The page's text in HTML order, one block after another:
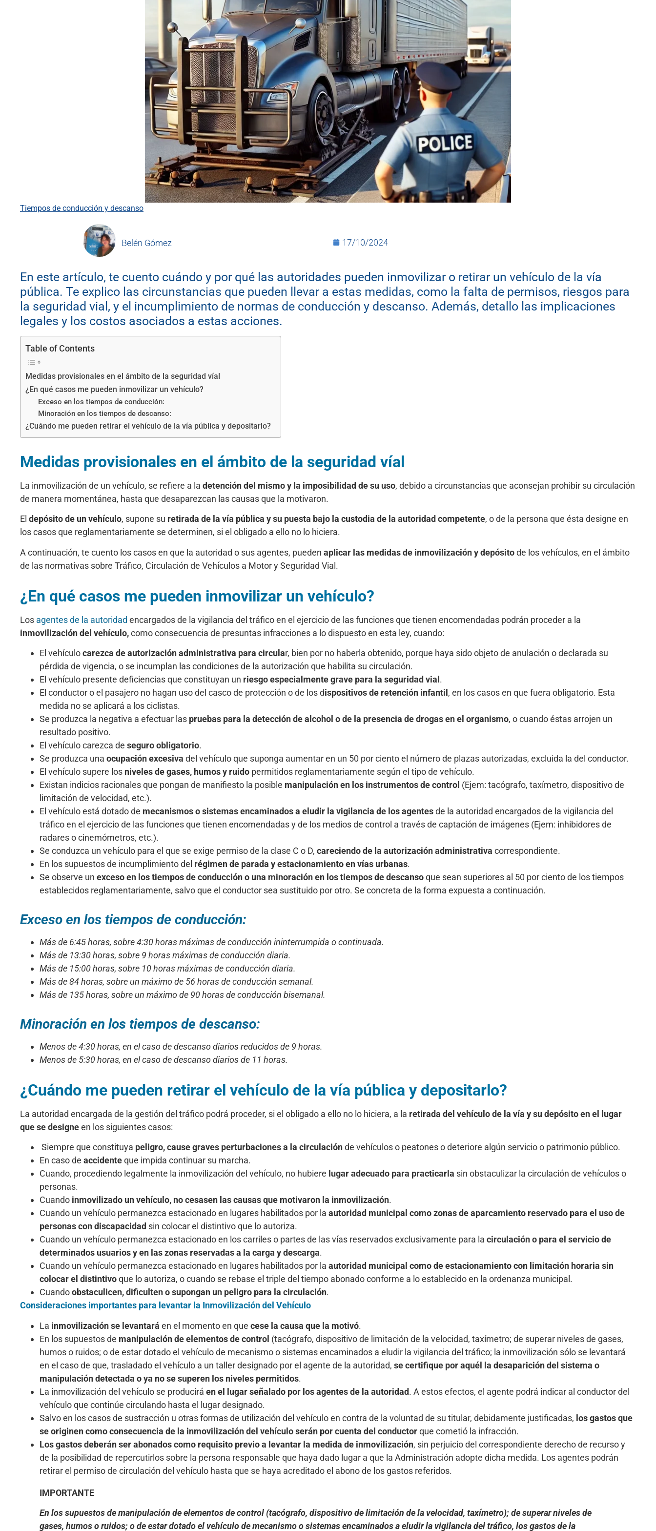
Tiempos de conducción y descanso
Belén Gómez 17/10/2024
En este artículo, te cuento cuándo y por qué las autoridades pueden inmovilizar o retirar un vehículo de la vía
pública. Te explico las circunstancias que pueden llevar a estas medidas, como la falta de permisos, riesgos para
la seguridad vial, y el incumplimiento de normas de conducción y descanso. Además, detallo las implicaciones
legales y los costos asociados a estas acciones.
Table of Contents
Medidas provisionales en el ámbito de la seguridad víal
¿En qué casos me pueden inmovilizar un vehículo?
Exceso en los tiempos de conducción:
Minoración en los tiempos de descanso:
¿Cuándo me pueden retirar el vehículo de la vía pública y depositarlo?
Medidas provisionales en el ámbito de la seguridad víal
La inmovilización de un vehículo, se refiere a la detención del mismo y la imposibilidad de su uso, debido a circunstancias que aconsejan prohibir su circulación
de manera momentánea, hasta que desaparezcan las causas que la motivaron.
El depósito de un vehículo, supone su retirada de la vía pública y su puesta bajo la custodia de la autoridad competente, o de la persona que ésta designe en
los casos que reglamentariamente se determinen, si el obligado a ello no lo hiciera.
A continuación, te cuento los casos en que la autoridad o sus agentes, pueden aplicar las medidas de inmovilización y depósitode los vehículos, en el ámbito
de las normativas sobre Tráfico, Circulación de Vehículos a Motor y Seguridad Vial.
¿En qué casos me pueden inmovilizar un vehículo?
Los agentes de la autoridad encargados de la vigilancia del tráfico en el ejercicio de las funciones que tienen encomendadas podrán proceder a la
inmovilización del vehículo,como consecuencia de presuntas infracciones a lo dispuesto en esta ley, cuando:
El vehículocarezca de autorización administrativa para circular, bien por no haberla obtenido, porque haya sido objeto de anulación o declarada su
pérdida de vigencia, o se incumplan las condiciones de la autorización que habilita su circulación.
El vehículo presente deficiencias que constituyan un riesgo especialmente grave para la seguridad vial .
El conductor o el pasajero no hagan uso del casco de protección o de los dispositivos de retención infantil , en los casos en que fuera obligatorio. Esta
medida no se aplicará a los ciclistas.
Se produzca la negativa a efectuar las pruebas para la detección de alcohol o de la presencia de drogas en el organismo, o cuando éstas arrojen un
resultado positivo.
El vehículo carezca de seguro obligatorio.
Se produzca una ocupación excesiva del vehículo que suponga aumentar en un 50 por ciento el número de plazas autorizadas, excluida la del conductor.
El vehículo supere los niveles de gases, humos y ruido permitidos reglamentariamente según el tipo de vehículo.
Existan indicios racionales que pongan de manifiesto la posible manipulación en los instrumentos de control (Ejem: tacógrafo, taxímetro, dispositivo de
limitación de velocidad, etc.).
El vehículo está dotado de mecanismos o sistemas encaminados a eludir la vigilancia de los agentesde la autoridad encargados de la vigilancia del
tráfico en el ejercicio de las funciones que tienen encomendadas y de los medios de control a través de captación de imágenes (Ejem: inhibidores de
radares o cinemómetros, etc.).
Se conduzca un vehículo para el que se exige permiso de la clase C o D, careciendo de la autorización administrativa correspondiente.
En los supuestos de incumplimiento del régimen de parada y estacionamiento en vías urbanas.
Se observe un exceso en los tiempos de conducción o una minoración en los tiempos de descansoque sean superiores al 50 por ciento de los tiempos
establecidos reglamentariamente, salvo que el conductor sea sustituido por otro. Se concreta de la forma expuesta a continuación.
Exceso en los tiempos de conducción:
Más de 6:45 horas, sobre 4:30 horas máximas de conducción ininterrumpida o continuada.
Más de 13:30 horas, sobre 9 horas máximas de conducción diaria.
Más de 15:00 horas, sobre 10 horas máximas de conducción diaria.
Más de 84 horas, sobre un máximo de 56 horas de conducción semanal.
Más de 135 horas, sobre un máximo de 90 horas de conducción bisemanal.
Minoración en los tiempos de descanso:
Menos de 4:30 horas, en el caso de descanso diarios reducidos de 9 horas.
Menos de 5:30 horas, en el caso de descanso diarios de 11 horas.
¿Cuándo me pueden retirar el vehículo de la vía pública y depositarlo?
La autoridad encargada de la gestión del tráfico podrá proceder, si el obligado a ello no lo hiciera, a la retirada del vehículo de la vía y su depósito en el lugar
que se designeen los siguientes casos:
Siempre que constituya peligro, cause graves perturbaciones a la circulaciónde vehículos o peatones o deteriore algún servicio o patrimonio público.
En caso de accidenteque impida continuar su marcha.
Cuando, procediendo legalmente la inmovilización del vehículo, no hubiere lugar adecuado para practicarla sin obstaculizar la circulación de vehículos o
personas.
Cuando inmovilizado un vehículo, no cesasen las causas que motivaron la inmovilización.
Cuando un vehículo permanezca estacionado en lugares habilitados por la autoridad municipal como zonas de aparcamiento reservado para el uso de
personas con discapacidad sin colocar el distintivo que lo autoriza.
Cuando un vehículo permanezca estacionado en los carriles o partes de las vías reservados exclusivamente para la circulación o para el servicio de
determinados usuarios y en las zonas reservadas a la carga y descarga.
Cuando un vehículo permanezca estacionado en lugares habilitados por la autoridad municipal como de estacionamiento con limitación horaria sin
colocar el distintivoque lo autoriza, o cuando se rebase el triple del tiempo abonado conforme a lo establecido en la ordenanza municipal.
Cuandoobstaculicen, dificulten o supongan un peligro para la circulación.
Consideraciones importantes para levantar la Inmovilización del Vehículo
La inmovilización se levantará en el momento en que cese la causa que la motivó.
En los supuestos de manipulación de elementos de control (tacógrafo, dispositivo de limitación de la velocidad, taxímetro; de superar niveles de gases,
humos o ruidos; o de estar dotado el vehículo de mecanismo o sistemas encaminados a eludir la vigilancia del tráfico; la inmovilización sólo se levantará
en el caso de que, trasladado el vehículo a un taller designado por el agente de la autoridad, se certifique por aquél la desaparición del sistema o
manipulación detectada o ya no se superen los niveles permitidos.
La inmovilización del vehículo se producirá en el lugar señalado por los agentes de la autoridad. A estos efectos, el agente podrá indicar al conductor del
vehículo que continúe circulando hasta el lugar designado.
Salvo en los casos de sustracción u otras formas de utilización del vehículo en contra de la voluntad de su titular, debidamente justificadas, los gastos que
se originen como consecuencia de la inmovilización del vehículo serán por cuenta del conductorque cometió la infracción.
Los gastos deberán ser abonados como requisito previo a levantar la medida de inmovilización, sin perjuicio del correspondiente derecho de recurso y
de la posibilidad de repercutirlos sobre la persona responsable que haya dado lugar a que la Administración adopte dicha medida. Los agentes podrán
retirar el permiso de circulación del vehículo hasta que se haya acreditado el abono de los gastos referidos.
IMPORTANTE
En los supuestos de manipulación de elementos de control (tacógrafo, dispositivo de limitación de la velocidad, taxímetro); de superar niveles de
gases, humos o ruidos; o de estar dotado el vehículo de mecanismo o sistemas encaminados a eludir la vigilancia del tráfico, los gastos de la